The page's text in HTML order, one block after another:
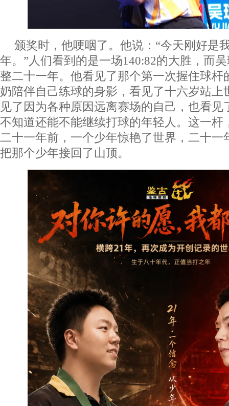
颁奖时，他哽咽了。他说：“今天刚好是
年。”人们看到的是一场140:82的大胜，而
整二十一年。他看见了那个第一次握住球杆
奶陪伴自己练球的身影，看见了十六岁站上
见了因为各种原因远离赛场的自己，也看见
不知道还能不能继续打球的年轻人。这一杆
二十一年前，一个少年惊艳了世界，二十一
把那个少年接回了山顶。